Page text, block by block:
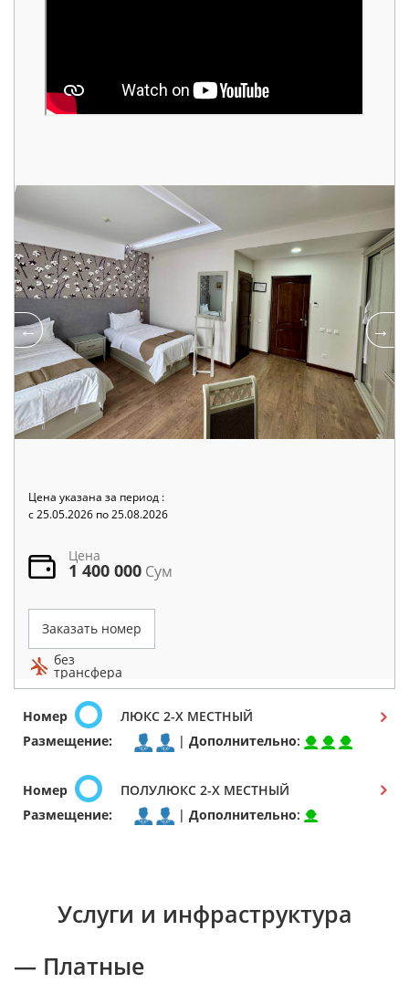
Цена указана за период :
c 25.05.2026 по 25.08.2026
Цена
1 400 000 Сум
Заказать номер
без
трансфера
Номер
ЛЮКС 2-Х МЕСТНЫЙ
Размещение:
| Дополнительно:
Номер
ПОЛУЛЮКС 2-Х МЕСТНЫЙ
Размещение:
| Дополнительно:
Услуги и инфраструктура
— Платные